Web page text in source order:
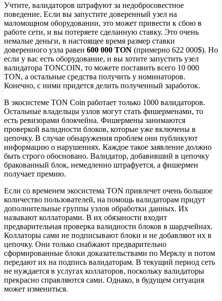
Учтите, валидаторов штрафуют за недобросовестное
поведение. Если вы запустите доверенный узел на
маломощном оборудовании, это может привести к сбою в
работе сети, и вы потеряете сделанную ставку. Это очень
немалые деньги, в настоящее время размер ставки
доверенного узла равен 600 000 TON (примерно 622 000$). Но
если у вас есть оборудование, и вы хотите запустить узел
валидатора TONCOIN, то можете поставить всего 10 000
TON, а остальные средства получить у номинаторов.
Конечно, с ними придется делить полученный заработок.
В экосистеме TON Coin работает только 1000 валидаторов.
Остальные владельцы узлов могут стать фишерменами, то
есть ревизорами блокчейна. Фишермены занимаются
проверкой валидности блоков, которые уже включены в
цепочку. В случае обнаружения проблем они публикуют
информацию о нарушениях. Каждое такое заявление должно
быть строго обосновано. Валидатор, добавивший в цепочку
бракованный блок, немедленно штрафуется, а фишермен
получает премию.
Если со временем экосистема TON привлечет очень большое
количество пользователей, на помощь валидаторам придут
дополнительные группы узлов обработки данных. Их
называют коллаторами. В их обязаности входит
предварительная проверка валидности блоков в шардчейнах.
Коллаторы сами не подписывают блоки и не добавляют их в
цепочку. Они только снабжают предварительно
сформированные блоки доказательствами по Мерклу и потом
передают их на подпись валидаторам. В текущий период сеть
не нуждается в услугах коллаторов, поскольку валидаторы
прекрасно справляются сами. Однако, в будущем ситуация
может измениться.